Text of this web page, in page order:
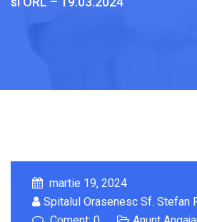
martie 19, 2024
Spitalul Orasenesc Sf. Stefan